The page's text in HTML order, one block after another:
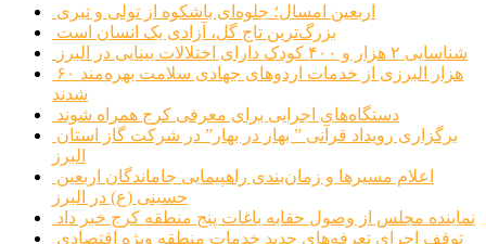
اربعین امسال؛ جلوه‌ای باشکوه از تولی و تبری
بزرگ‌ترین تاج گل، آزادی یک انسان است
شناسایی ۲ هزار و ۴۰۰ کودک دارای اختلالات بینایی در البرز
۶۰ هزار البرزی از خدمات اردوهای جهادی سلامت بهره‌مند
شدند
دستگاه‌های اجرایی برای معرفی کرج همراه شوند
البرز
حسینی (ع) در البرز
نماینده مجلس از وصول حقابه باغات پنج منطقه کرج خبر داد